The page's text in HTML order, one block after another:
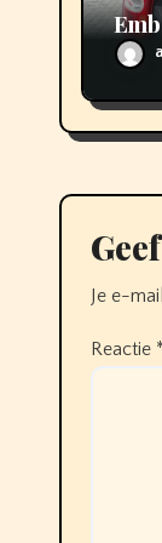
Je e-
Reactie *